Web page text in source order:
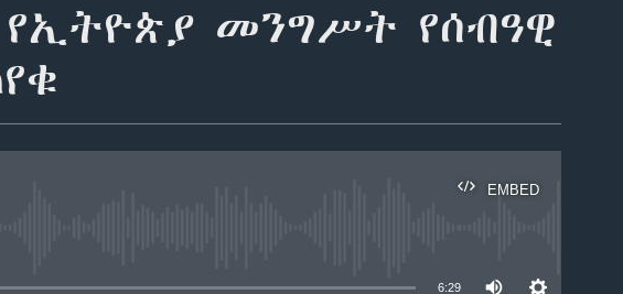
መንግሥት የሰብዓዊ
EMBED
6:29